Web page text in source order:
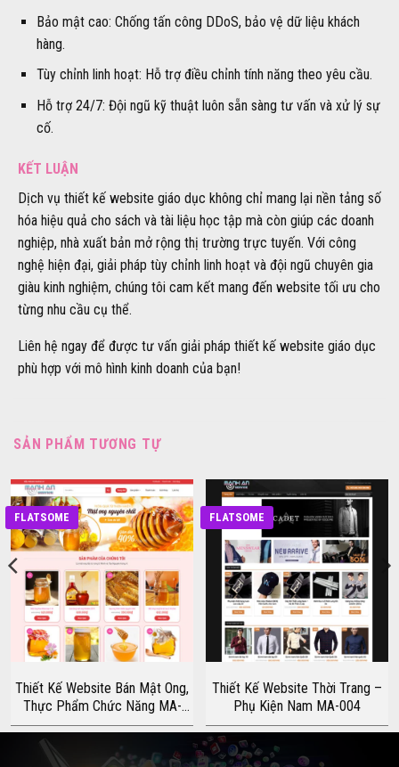
Bảo mật cao: Chống tấn công DDoS, bảo vệ dữ liệu khách
hàng.
Tùy chỉnh linh hoạt: Hỗ trợ điều chỉnh tính năng theo yêu cầu.
Hỗ trợ 24/7: Đội ngũ kỹ thuật luôn sẵn sàng tư vấn và xử lý sự
cố.
KẾT LUẬN
Dịch vụ thiết kế website giáo dục không chỉ mang lại nền tảng số
hóa hiệu quả cho sách và tài liệu học tập mà còn giúp các doanh
nghiệp, nhà xuất bản mở rộng thị trường trực tuyến. Với công
nghệ hiện đại, giải pháp tùy chỉnh linh hoạt và đội ngũ chuyên gia
giàu kinh nghiệm, chúng tôi cam kết mang đến website tối ưu cho
từng nhu cầu cụ thể.
Liên hệ ngay để được tư vấn giải pháp thiết kế website giáo dục
phù hợp với mô hình kinh doanh của bạn!
SẢN PHẨM TƯƠNG TỰ
FLATSOME
Thiết Kế Website Bán Mật Ong,
Thực Phẩm Chức Năng MA-
003
FLATSOME
Thiết Kế Website Thời Trang –
Phụ Kiện Nam MA-004